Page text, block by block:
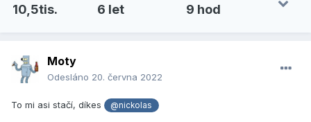
10,5tis. 6 let 9 hod
Moty
Odesláno 20. června 2022
To mi asi stačí, díkes @nickolas